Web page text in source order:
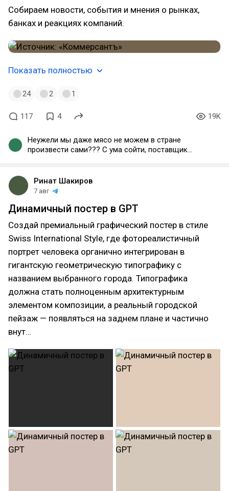
Собираем новости, события и мнения о рынках,
банках и реакциях компаний.
Показать полностью
24 2 1
117 4 19K
Неужели мы даже мясо не можем в стране
произвести сами??? С ума сойти, поставщик
Ринат Шакиров
7 авг
Динамичный постер в GPT
Создай премиальный графический постер в стиле
Swiss International Style, где фотореалистичный
портрет человека органично интегрирован в
гигантскую геометрическую типографику с
названием выбранного города. Типографика
должна стать полноценным архитектурным
элементом композиции, а реальный городской
пейзаж — появляться на заднем плане и частично
внут…